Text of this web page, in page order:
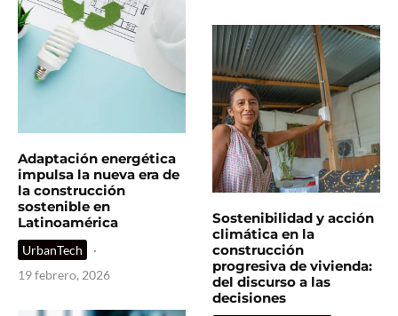
Adaptación energética
impulsa la nueva era de
la construcción
sostenible en
Latinoamérica
UrbanTech
·
19 febrero, 2026
Sostenibilidad y acción
climática en la
construcción
progresiva de vivienda:
del discurso a las
decisiones